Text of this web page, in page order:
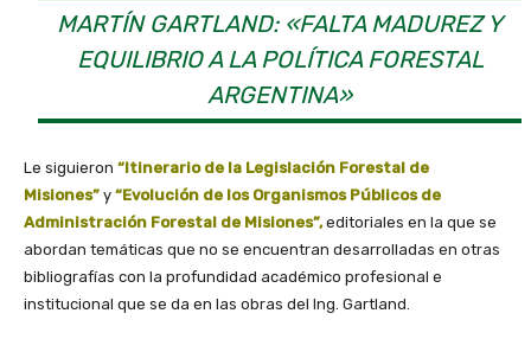
MARTÍN GARTLAND: «FALTA MADUREZ Y
EQUILIBRIO A LA POLÍTICA FORESTAL
ARGENTINA»
Le siguieron “Itinerario de la Legislación Forestal de
Misiones” y “Evolución de los Organismos Públicos de
Administración Forestal de Misiones”, editoriales en la que se
abordan temáticas que no se encuentran desarrolladas en otras
bibliografías con la profundidad académico profesional e
institucional que se da en las obras del Ing. Gartland.